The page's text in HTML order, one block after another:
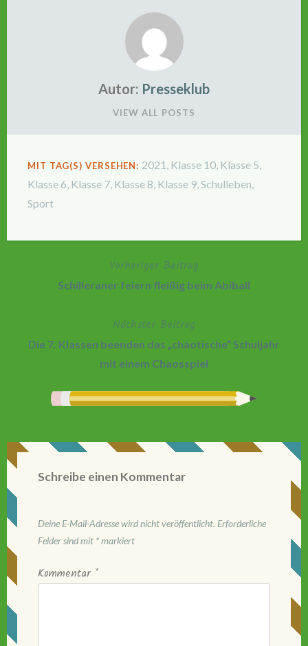
Autor: Presseklub
VIEW ALL POSTS
MIT TAG(S) VERSEHEN: 2021 , Klasse 10, Klasse 5,
Klasse 6, Klasse 7, Klasse 8, Klasse 9,Schulleben,
Sport
BeitragsnavigationVorheriger Beitrag
Schilleraner feiern fleißig beim Abiball
Nächster Beitrag
Die 7. Klassen beenden das „chaotische“ Schuljahr
mit einem Chaosspiel
Schreibe einen Kommentar
Deine E-Mail-Adresse wird nicht veröffentlicht. Erforderliche
Felder sind mit *markiert
Kommentar *